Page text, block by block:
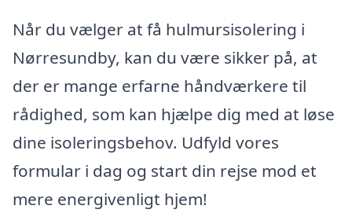
Når du vælger at få hulmursisolering i
Nørresundby, kan du være sikker på, at
der er mange erfarne håndværkere til
rådighed, som kan hjælpe dig med at løse
dine isoleringsbehov. Udfyld vores
formular i dag og start din rejse mod et
mere energivenligt hjem!